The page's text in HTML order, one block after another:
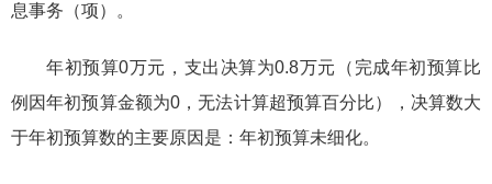
息事务（项）。
年初预算0万元，支出决算为0.8万元（完成年初预算比
例因年初预算金额为0，无法计算超预算百分比），决算数大
于年初预算数的主要原因是：年初预算未细化。